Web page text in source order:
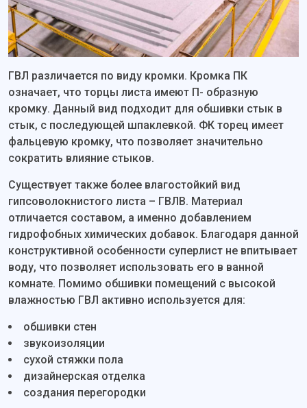
ГВЛ различается по виду кромки. Кромка ПК
означает, что торцы листа имеют П- образную
кромку. Данный вид подходит для обшивки стык в
стык, с последующей шпаклевкой. ФК торец имеет
фальцевую кромку, что позволяет значительно
сократить влияние стыков.
Существует также более влагостойкий вид
гипсоволокнистого листа – ГВЛВ. Материал
отличается составом, а именно добавлением
гидрофобных химических добавок. Благодаря данной
конструктивной особенности суперлист не впитывает
воду, что позволяет использовать его в ванной
комнате. Помимо обшивки помещений с высокой
влажностью ГВЛ активно используется для:
обшивки стен
звукоизоляции
сухой стяжки пола
дизайнерская отделка
создания перегородки